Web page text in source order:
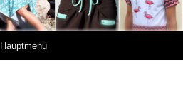
Hauptmenü